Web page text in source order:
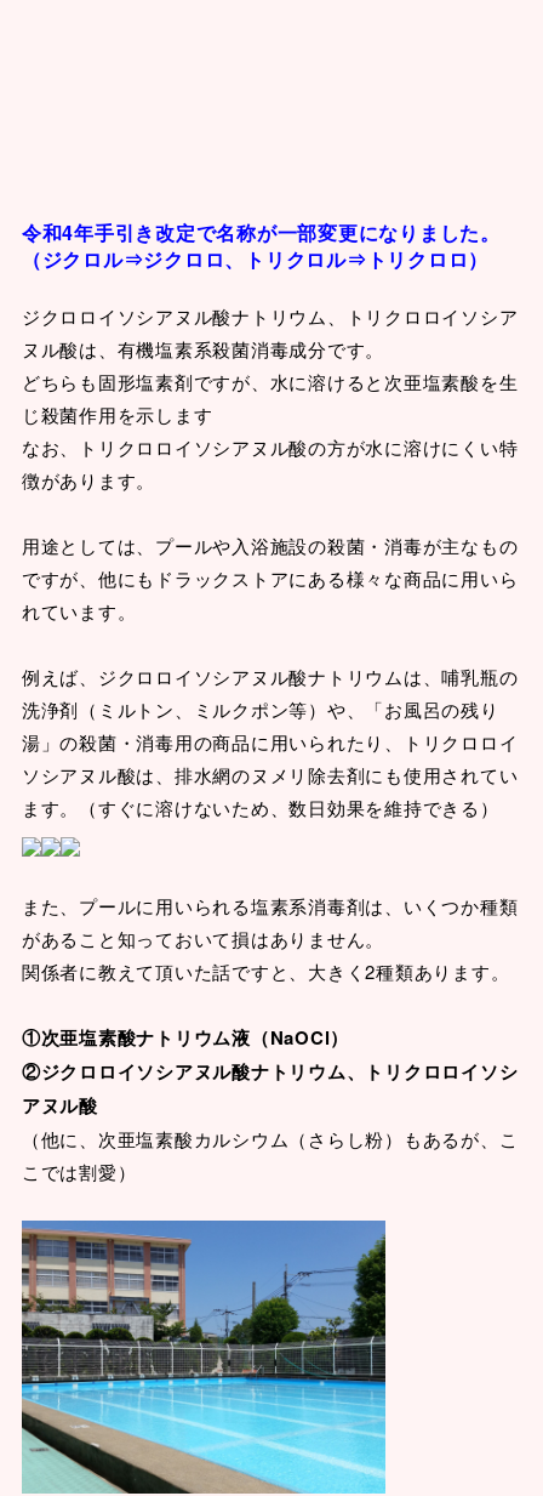
令和4年手引き改定で名称が一部変更になりました。
（ジクロル⇒ジクロロ、トリクロル⇒トリクロロ）
ジクロロイソシアヌル酸ナトリウム、トリクロロイソシア
ヌル酸は、有機塩素系殺菌消毒成分です。
どちらも固形塩素剤ですが、水に溶けると次亜塩素酸を生
じ殺菌作用を示します
なお、トリクロロイソシアヌル酸の方が水に溶けにくい特
徴があります。
用途としては、プールや入浴施設の殺菌・消毒が主なもの
ですが、他にもドラックストアにある様々な商品に用いら
れています。
例えば、ジクロロイソシアヌル酸ナトリウムは、哺乳瓶の
洗浄剤（ミルトン、ミルクポン等）や、「お風呂の残り
湯」の殺菌・消毒用の商品に用いられたり、トリクロロイ
ソシアヌル酸は、排水網のヌメリ除去剤にも使用されてい
ます。（すぐに溶けないため、数日効果を維持できる）
また、プールに用いられる塩素系消毒剤は、いくつか種類
があること知っておいて損はありません。
関係者に教えて頂いた話ですと、大きく2種類あります。
①次亜塩素酸ナトリウム液（NaOCl）
②ジクロロイソシアヌル酸ナトリウム、トリクロロイソシ
アヌル酸
（他に、次亜塩素酸カルシウム（さらし粉）もあるが、こ
こでは割愛）